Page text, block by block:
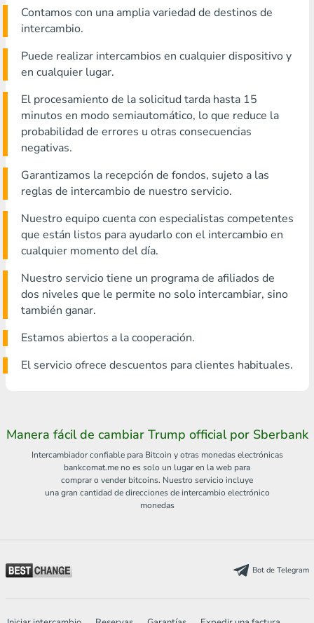
Contamos con una amplia variedad de destinos de
intercambio.
Puede realizar intercambios en cualquier dispositivo y
en cualquier lugar.
El procesamiento de la solicitud tarda hasta 15
minutos en modo semiautomático, lo que reduce la
probabilidad de errores u otras consecuencias
negativas.
Garantizamos la recepción de fondos, sujeto a las
reglas de intercambio de nuestro servicio.
Nuestro equipo cuenta con especialistas competentes
que están listos para ayudarlo con el intercambio en
cualquier momento del día.
Nuestro servicio tiene un programa de afiliados de
dos niveles que le permite no solo intercambiar, sino
también ganar.
Estamos abiertos a la cooperación.
El servicio ofrece descuentos para clientes habituales.
Manera fácil de cambiar Trump official por Sberbank
Intercambiador confiable para Bitcoin y otras monedas electrónicas
bankcomat.me no es solo un lugar en la web para
comprar o vender bitcoins. Nuestro servicio incluye
una gran cantidad de direcciones de intercambio electrónico
monedas
Bot de Telegram